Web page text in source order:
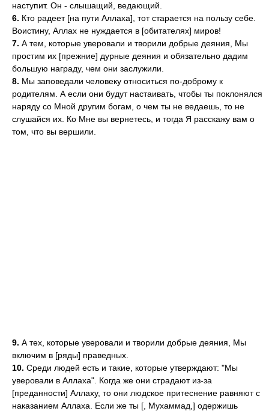
наступит. Он - слышащий, ведающий.
6. Кто радеет [на пути Аллаха], тот старается на пользу себе.
Воистину, Аллах не нуждается в [обитателях] миров!
7. А тем, которые уверовали и творили добрые деяния, Мы
простим их [прежние] дурные деяния и обязательно дадим
большую награду, чем они заслужили.
8. Мы заповедали человеку относиться по-доброму к
родителям. А если они будут настаивать, чтобы ты поклонялся
наряду со Мной другим богам, о чем ты не ведаешь, то не
слушайся их. Ко Мне вы вернетесь, и тогда Я расскажу вам о
том, что вы вершили.
9. А тех, которые уверовали и творили добрые деяния, Мы
включим в [ряды] праведных.
10. Среди людей есть и такие, которые утверждают: "Мы
уверовали в Аллаха". Когда же они страдают из-за
[преданности] Аллаху, то они людское притеснение равняют с
наказанием Аллаха. Если же ты [, Мухаммад,] одержишь